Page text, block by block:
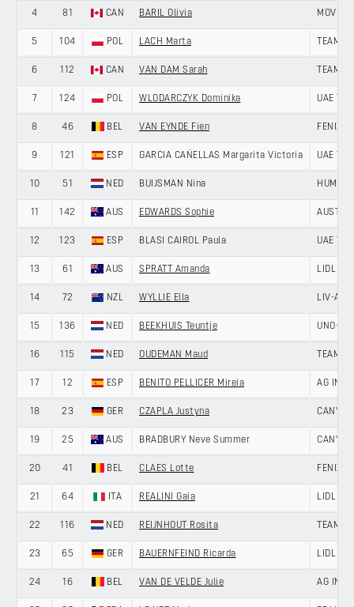
4 81 CAN BARIL Olivia
5 104 POL LACH Marta TEAM
6 112 CAN VAN DAM Sarah TEAM
7 124 POL WLODARCZYK Dominika UAE
8 46 BEL VAN EYNDE Fien FENIX-
9 121 ESP GARCIA CAÑELLAS Margarita Victoria UAE
10 51 NED BUIJSMAN Nina HUMAN
11 142 AUS EDWARDS Sophie
12 123 ESP BLASI CAIROL Paula UAE
13 61 AUS SPRATT Amanda LIDL -
14 72 NZL WYLLIE Ella LIV-
15 136 NED BEEKHUIS Teuntje UNO-X
16 115 NED OUDEMAN Maud TEAM
17 12 ESP BENITO PELLICER Mireia AG
18 23 GER CZAPLA Justyna
19 25 AUS BRADBURY Neve Summer
20 41 BEL CLAES Lotte FENIX-
21 64 ITA REALINI Gaia LIDL -
22 116 NED REIJNHOUT Rosita TEAM
23 65 GER BAUERNFEIND Ricarda LIDL -
24 16 BEL VAN DE VELDE Julie AG